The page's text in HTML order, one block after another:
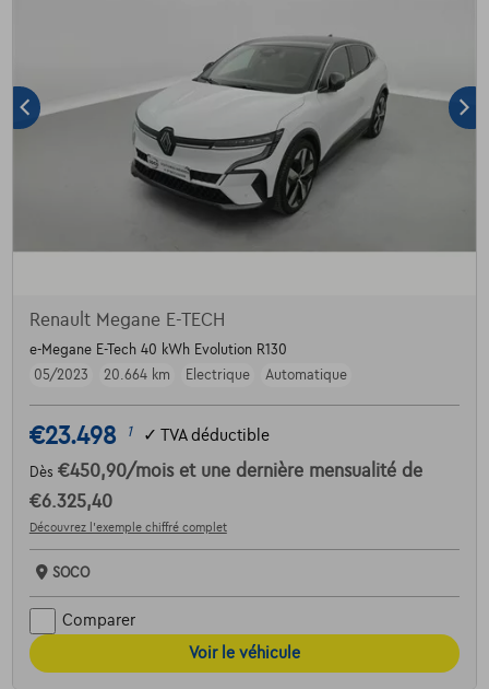
Renault Megane E-TECH
e-Megane E-Tech 40 kWh Evolution R130
05/2023
20.664 km Electrique Automatique
€23.498 1 ✓ TVA déductible
Dès €450,90/mois et une dernière mensualité de
€6.325,40
Découvrez l’exemple chiffré complet
SOCO
Comparer
Voir le véhicule